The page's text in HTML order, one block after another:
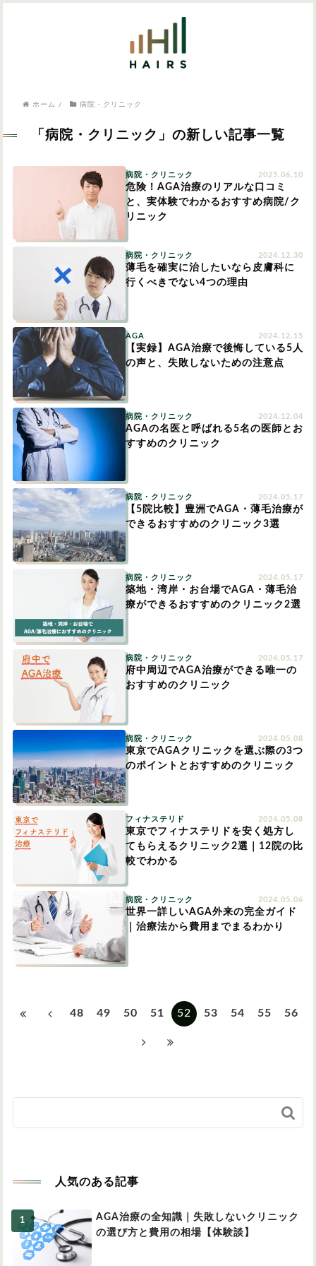
病院・クリニック
女性の薄毛
AGA
植毛
育毛剤
円形脱毛症
ホーム / 病院・クリニック
「病院・クリニック」の新しい記事一覧
病院・クリニック 2025.06.10
危険！AGA治療のリアルな口コミ
と、実体験でわかるおすすめ病院/ク
リニック
病院・クリニック 2024.12.30
薄毛を確実に治したいなら皮膚科に
行くべきでない4つの理由
AGA 2024.12.15
【実録】AGA治療で後悔している5人
の声と、失敗しないための注意点
病院・クリニック 2024.12.04
AGAの名医と呼ばれる5名の医師とお
すすめのクリニック
病院・クリニック 2024.05.17
【5院比較】豊洲でAGA・薄毛治療が
できるおすすめのクリニック3選
病院・クリニック 2024.05.17
築地・湾岸・お台場でAGA・薄毛治
療ができるおすすめのクリニック2選
病院・クリニック 2024.05.17
府中周辺でAGA治療ができる唯一の
おすすめのクリニック
病院・クリニック 2024.05.08
東京でAGAクリニックを選ぶ際の3つ
のポイントとおすすめのクリニック
フィナステリド 2024.05.08
東京でフィナステリドを安く処方し
てもらえるクリニック2選｜12院の比
較でわかる
病院・クリニック 2024.05.06
世界一詳しいAGA外来の完全ガイド
｜治療法から費用までまるわかり
48 49 50 51 52 53 54 55 56

人気のある記事
AGA治療の全知識｜失敗しないクリニック
の選び方と費用の相場【体験談】
気になるワードから記事を探す
症状・悩みから記事を探す
AGA
つむじハゲ
円形脱毛症 女性の薄毛
対策・アイテムから記事を探す
かつら・ヴィッグ
植毛 病院・クリニック
育毛剤